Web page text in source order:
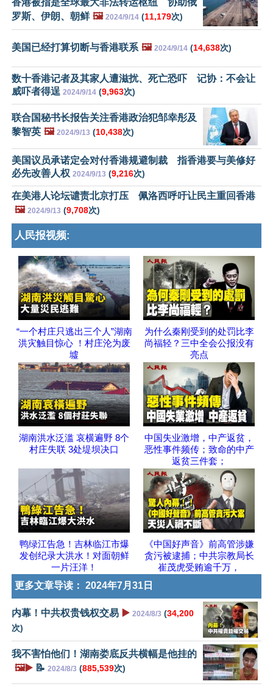
香港被指是全球最大非法转运枢纽 协助俄
罗斯、伊朗、朝鲜 🖼️ 2024/9/14 (11,179次)
美国已经打算切断与香港联系 🖼️ 2024/9/14 (14,638次)
数十香港记者及其家人遭滋扰、死亡恐吓 记协：不会让
威吓者得逞 2024/9/14 (9,963次)
联合国秘书长报告关注香港政治犯邹幸彤及
黎智英 🖼️ 2024/9/13 (10,438次)
美国议员承诺定会对付香港规避制裁 指香港要与美修好
必先改善人权 2024/9/13 (9,216次)
在美港人论坛谴责北京打压 佩洛西呼吁让民主重回香港
🖼️ 2024/9/13 (9,708次)
人民报视频:
“一个村庄只逃出三个人”湖南
洪灾触目惊心 ！村庄沦为废
墟
为什么秦刚受到的处罚比李
尚福轻？三中全会公报没有
亮点
湖南洪水泛滥 哀横遍野 8个
村庄失联 3处堤坝决口
中国失业激增，中产返贫，
恶性事件频传；致命的中产
返贫三件套；
鸭绿江告急！吉林临江市爆
发创纪录大洪水！对面朝鲜
一片汪洋！
《中国好声音》前高管涉嫌
贪污被逮捕；中共宗教局长
崔茂虎受贿逾千万，
更多文章导读： 2024年7月31日
内幕！中共权贵钱权交易 ▶️ 2024/8/3 (34,200
次)
我不害怕他们！湖南娄底反共横幅是他挂的
🖼️▶️ 📝 2024/8/3 (885,539次)